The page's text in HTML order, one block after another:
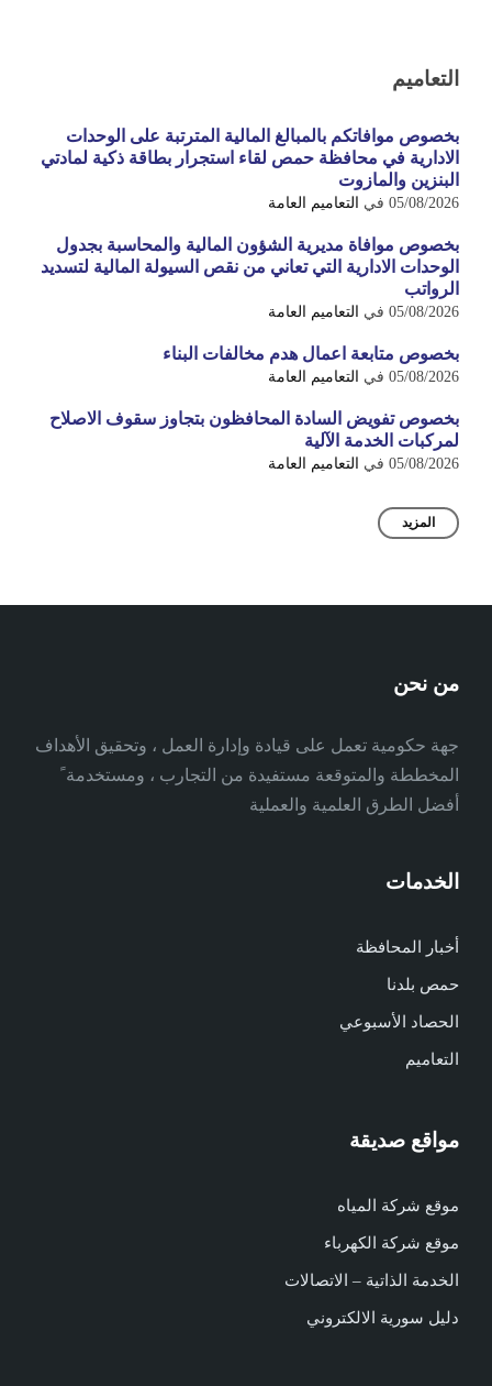
التعاميم
بخصوص موافاتكم بالمبالغ المالية المترتبة على الوحدات
الادارية في محافظة حمص لقاء استجرار بطاقة ذكية لمادتي
البنزين والمازوت
05/08/2026 في التعاميم العامة
بخصوص موافاة مديرية الشؤون المالية والمحاسبة بجدول
الوحدات الادارية التي تعاني من نقص السيولة المالية لتسديد
الرواتب
05/08/2026 في التعاميم العامة
بخصوص متابعة اعمال هدم مخالفات البناء
05/08/2026 في التعاميم العامة
بخصوص تفويض السادة المحافظون بتجاوز سقوف الاصلاح
لمركبات الخدمة الآلية
05/08/2026 في التعاميم العامة
المزيد
من نحن
جهة حكومية تعمل على قيادة وإدارة العمل ، وتحقيق الأهداف
المخططة والمتوقعة مستفيدة من التجارب ، ومستخدمة ً
أفضل الطرق العلمية والعملية
الخدمات
أخبار المحافظة
حمص بلدنا
الحصاد الأسبوعي
التعاميم
مواقع صديقة
موقع شركة المياه
موقع شركة الكهرباء
الخدمة الذاتية – الاتصالات
دليل سورية الالكتروني